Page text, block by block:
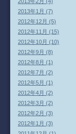
2013年1月 (7)
2012年12月 (5)
2012年11月 (15)
2012年10月 (10)
2012年9月 (8)
2012年8月 (1)
2012年7月 (2)
2012年5月 (1)
2012年4月 (2)
2012年3月 (2)
2012年2月 (3)
2012年1月 (3)